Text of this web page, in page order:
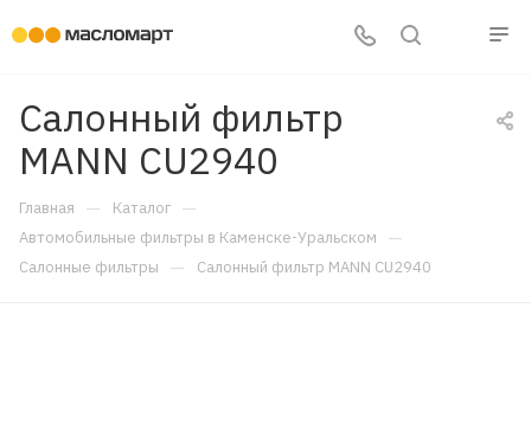
Салонный фильтр
MANN CU2940
Главная — Каталог —
Автомобильные фильтры в Каменске-Уральском —
Салонные фильтры — Салонный фильтр MANN CU2940